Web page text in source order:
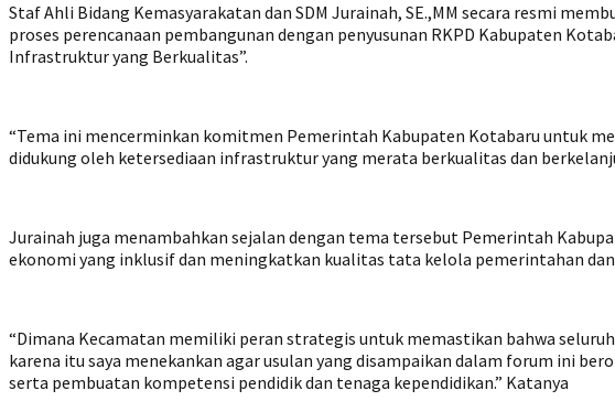
Staf Ahli Bidang Kemasyarakatan dan SDM Jurainah, SE.,MM secara resmi
proses perencanaan pembangunan dengan penyusunan RKPD Kabupaten
Infrastruktur yang Berkualitas”.
“Tema ini mencerminkan komitmen Pemerintah Kabupaten Kotabaru untuk
didukung oleh ketersediaan infrastruktur yang merata berkualitas dan
Jurainah juga menambahkan sejalan dengan tema tersebut Pemerintah
ekonomi yang inklusif dan meningkatkan kualitas tata kelola pemerintahan
“Dimana Kecamatan memiliki peran strategis untuk memastikan bahwa
karena itu saya menekankan agar usulan yang disampaikan dalam forum ini
serta pembuatan kompetensi pendidik dan tenaga kependidikan.” Katanya